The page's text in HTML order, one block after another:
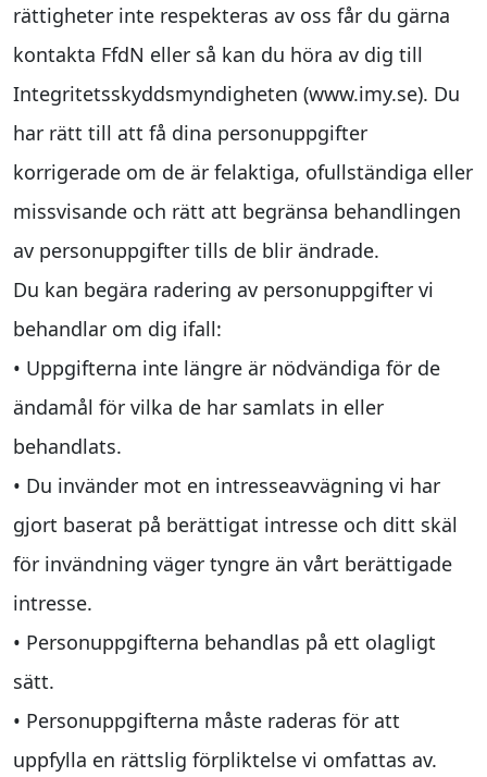
rättigheter inte respekteras av oss får du gärna
kontakta FfdN eller så kan du höra av dig till
Integritetsskyddsmyndigheten (www.imy.se). Du
har rätt till att få dina personuppgifter
korrigerade om de är felaktiga, ofullständiga eller
missvisande och rätt att begränsa behandlingen
av personuppgifter tills de blir ändrade.
Du kan begära radering av personuppgifter vi
behandlar om dig ifall:
• Uppgifterna inte längre är nödvändiga för de
ändamål för vilka de har samlats in eller
behandlats.
• Du invänder mot en intresseavvägning vi har
gjort baserat på berättigat intresse och ditt skäl
för invändning väger tyngre än vårt berättigade
intresse.
• Personuppgifterna behandlas på ett olagligt
sätt.
• Personuppgifterna måste raderas för att
uppfylla en rättslig förpliktelse vi omfattas av.